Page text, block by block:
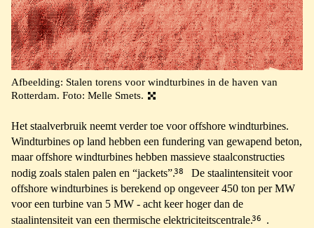
Afbeelding: Stalen torens voor windturbines in de haven van
Rotterdam. Foto: Melle Smets.
Het staalverbruik neemt verder toe voor offshore windturbines.
Windturbines op land hebben een fundering van gewapend beton,
maar offshore windturbines hebben massieve staalconstructies
nodig zoals stalen palen en “jackets”.38
De staalintensiteit voor
offshore windturbines is berekend op ongeveer 450 ton per MW
voor een turbine van 5 MW - acht keer hoger dan de
staalintensiteit van een thermische elektriciteitscentrale.36
.